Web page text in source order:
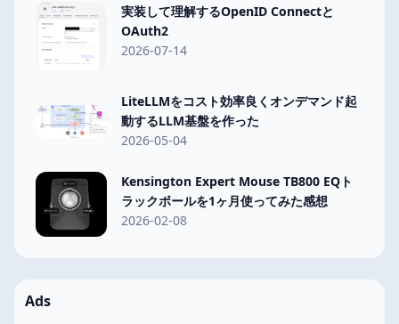
実装して理解するOpenID Connectと
OAuth2
2026-07-14
LiteLLMをコスト効率良くオンデマンド起
動するLLM基盤を作った
2026-05-04
Kensington Expert Mouse TB800 EQト
ラックボールを1ヶ月使ってみた感想
2026-02-08
Ads